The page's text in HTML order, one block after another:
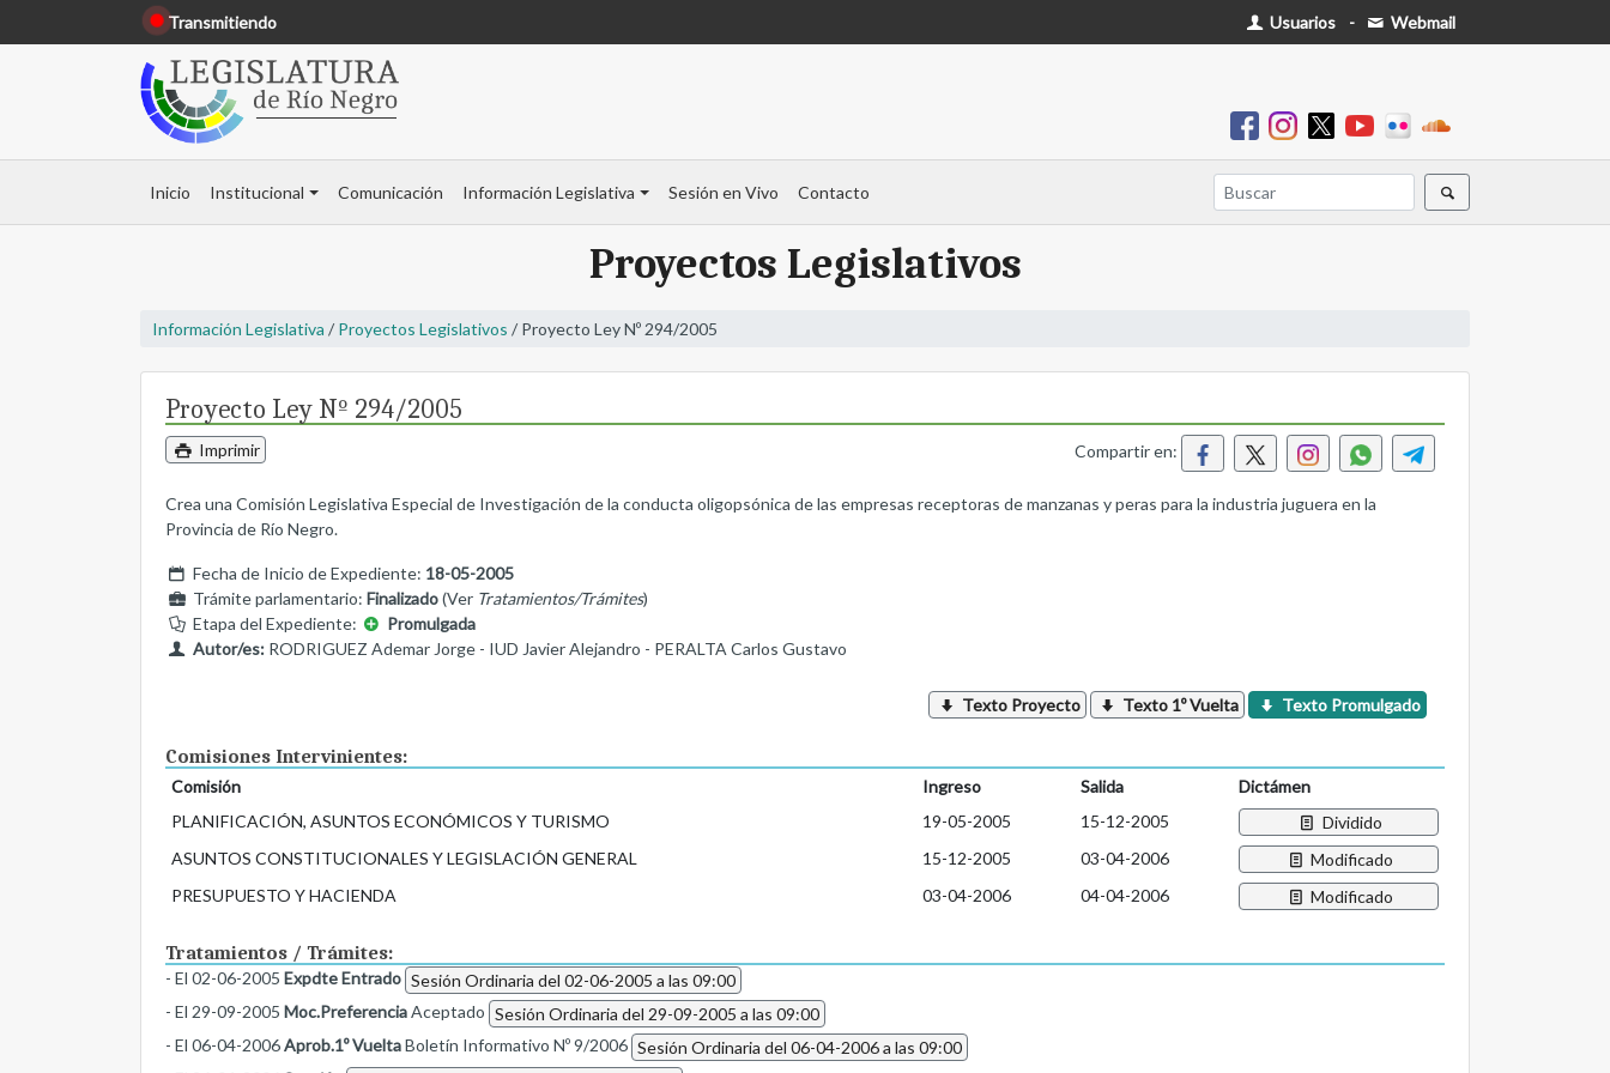
Transmitiendo Usuarios - Webmail
Inicio Institucional Comunicación Información Legislativa Sesión en Vivo Contacto
Proyectos Legislativos
Información Legislativa / Proyectos Legislativos / Proyecto Ley Nº 294/2005
Proyecto Ley Nº 294/2005
Imprimir Compartir en:
Crea una Comisión Legislativa Especial de Investigación de la conducta oligopsónica de las empresas receptoras de manzanas y peras para la industria juguera en la
Provincia de Río Negro.
Fecha de Inicio de Expediente: 18-05-2005
Trámite parlamentario: Finalizado(Ver Tratamientos/Trámites)
Etapa del Expediente:
Promulgada
Autor/es:RODRIGUEZ Ademar Jorge - IUD Javier Alejandro - PERALTA Carlos Gustavo
Texto Proyecto Texto 1º Vuelta Texto Promulgado
Comisiones Intervinientes:
Comisión Ingreso Salida
Dictámen
PLANIFICACIÓN, ASUNTOS ECONÓMICOS Y TURISMO
19-05-2005 15-12-2005
Dividido
ASUNTOS CONSTITUCIONALES Y LEGISLACIÓN GENERAL
15-12-2005 03-04-2006
Modificado
PRESUPUESTO Y HACIENDA
03-04-2006 04-04-2006 Modificado
Tratamientos / Trámites:
- El 02-06-2005 Expdte Entrado Sesión Ordinaria del 02-06-2005 a las 09:00
- El 29-09-2005 Moc.PreferenciaAceptado Sesión Ordinaria del 29-09-2005 a las 09:00
- El 06-04-2006Aprob.1º VueltaBoletín Informativo Nº 9/2006 Sesión Ordinaria del 06-04-2006 a las 09:00